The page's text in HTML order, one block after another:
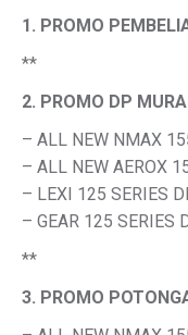
1. PROMO
**
2. PROMO DP
– ALL NEW NMAX
– ALL NEW AEROX
– LEXI 125 SERIES
– GEAR 125 SERIES
**
3. PROMO